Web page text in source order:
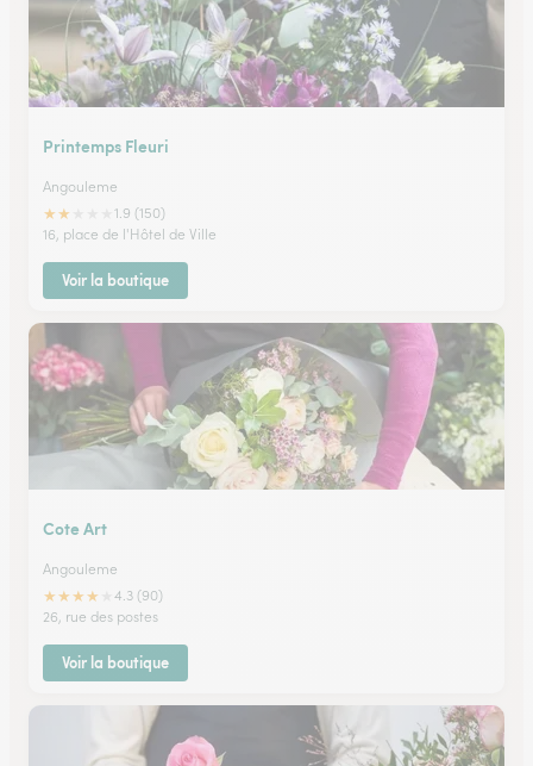
Printemps Fleuri
Angouleme
★★
1.9 (150)
16, place de l'Hôtel de Ville
Voir la boutique
Cote Art
Angouleme
★★★★
4.3 (90)
26, rue des postes
Voir la boutique